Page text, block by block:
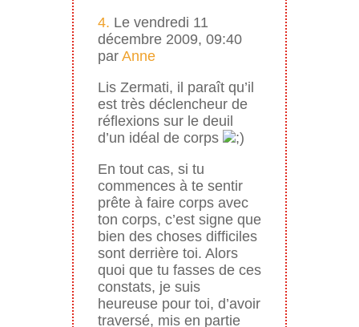
4. Le vendredi 11
décembre 2009, 09:40
par Anne
Lis Zermati, il paraît qu’il
est très déclencheur de
réflexions sur le deuil
d’un idéal de corps
En tout cas, si tu
commences à te sentir
prête à faire corps avec
ton corps, c’est signe que
bien des choses difficiles
sont derrière toi. Alors
quoi que tu fasses de ces
constats, je suis
heureuse pour toi, d’avoir
traversé, mis en partie